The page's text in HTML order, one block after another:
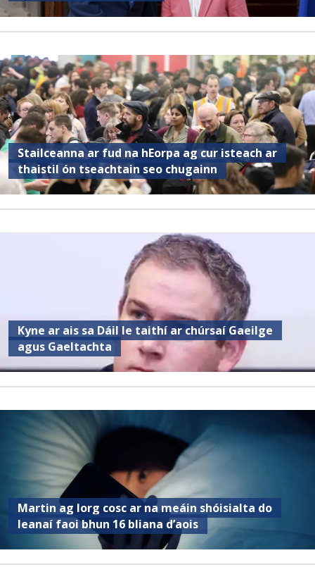
Stailceanna ar fud na hEorpa ag cur isteach ar
thaistil ón tseachtain seo chugainn
Kyne ar ais sa Dáil le taithí ar chúrsaí Gaeilge
agus Gaeltachta
Martin ag lorg cosc ar na meáin shóisialta do
leanaí faoi bhun 16 bliana d’aois